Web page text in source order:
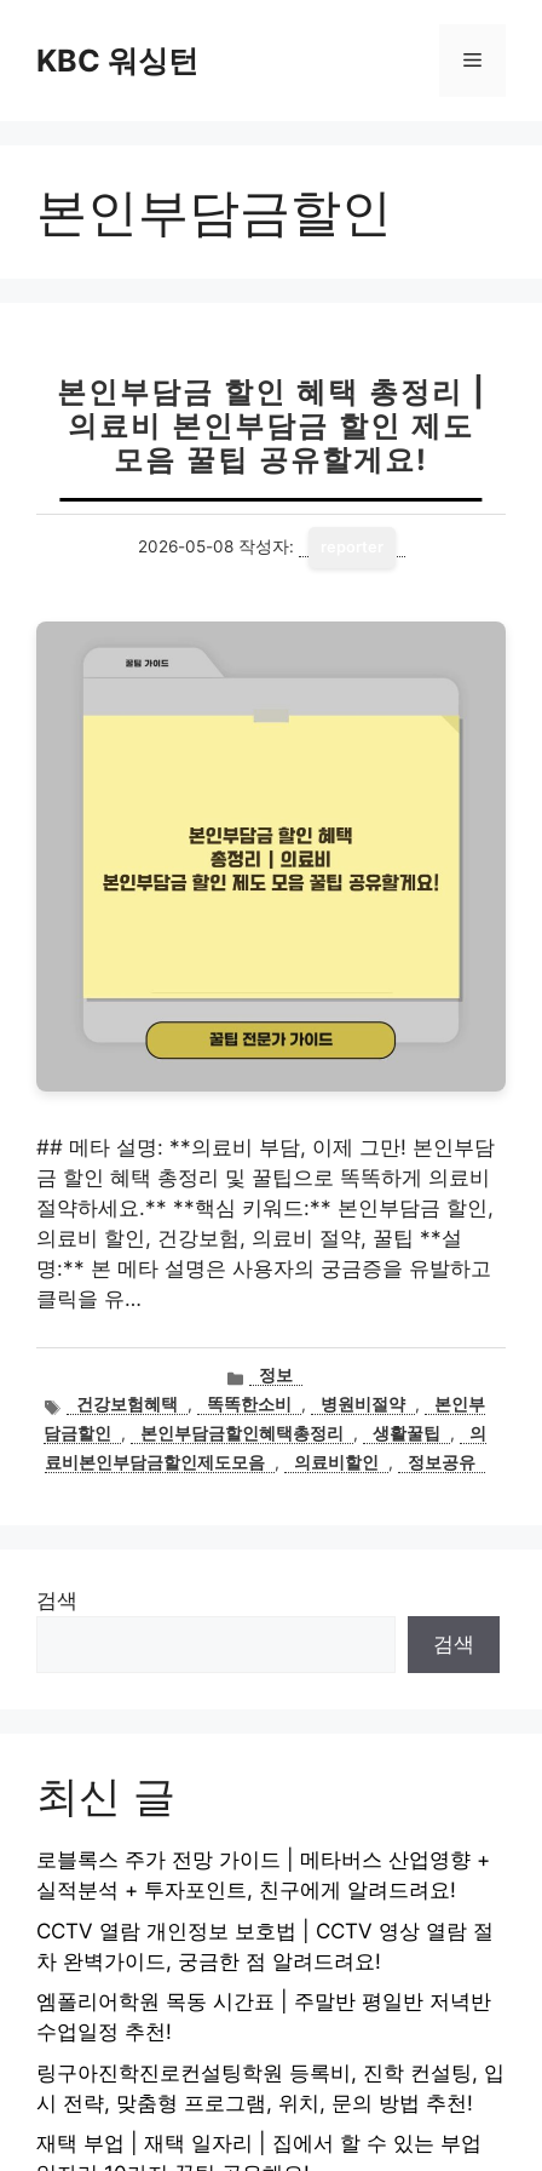
KBC 워싱턴 메
본인부담금할인
본인부담금 할인 혜택 총정리 |
의료비 본인부담금 할인 제도
모음 꿀팁 공유할게요!
2026-05-08 작성자:
## 메타 설명: **의료비 부담, 이제 그만! 본인부담
금 할인 혜택 총정리 및 꿀팁으로 똑똑하게 의료비
절약하세요.** **핵심 키워드:** 본인부담금 할인,
의료비 할인, 건강보험, 의료비 절약, 꿀팁 **설
명:** 본 메타 설명은 사용자의 궁금증을 유발하고
클릭을 유…
카
테
고
리
정보
태
그
건강보험혜택 , 똑똑한소비 , 병원비절약 ,
본인부
담금할인
, 본인부담금할인혜택총정리 , 생활꿀팁 ,
의
료비본인부담금할인제도모음 , 의료비할인 , 정보공유
검색
검색
최신 글
로블록스 주가 전망 가이드 | 메타버스 산업영향 +
실적분석 + 투자포인트, 친구에게 알려드려요!
CCTV 열람 개인정보 보호법 | CCTV 영상 열람 절
차 완벽가이드, 궁금한 점 알려드려요!
엠폴리어학원 목동 시간표 | 주말반 평일반 저녁반
수업일정 추천!
링구아진학진로컨설팅학원 등록비, 진학 컨설팅, 입
시 전략, 맞춤형 프로그램, 위치, 문의 방법 추천!
재택 부업 | 재택 일자리 | 집에서 할 수 있는 부업